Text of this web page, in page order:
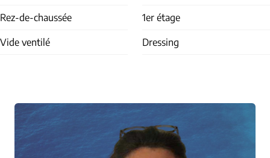
Rez-de-chaussée 1er étage
Vide ventilé Dressing